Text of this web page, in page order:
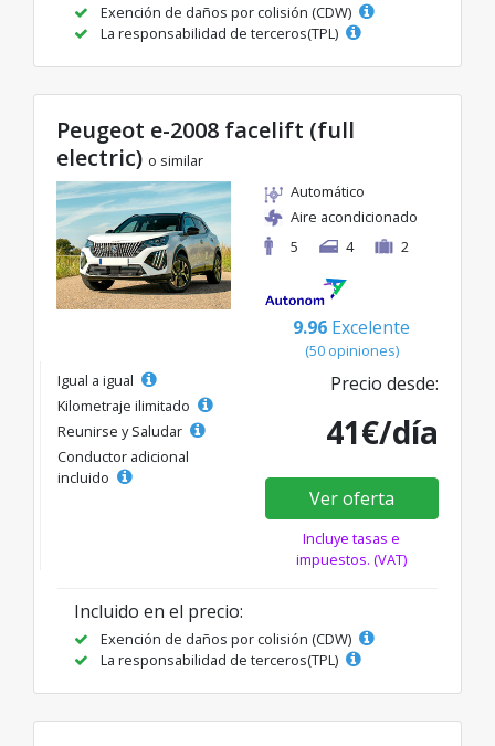
Exención de daños por colisión (CDW)
La responsabilidad de terceros(TPL)
Peugeot e-2008 facelift (full
electric) o similar
Automático
Aire acondicionado
5
4 2
9.96 Excelente
(50 opiniones)
Igual a igual
Kilometraje ilimitado
Reunirse y Saludar
Conductor adicional
incluido
Precio desde:
41€/día
Ver oferta
Incluye tasas e
impuestos. (VAT)
Incluido en el precio:
Exención de daños por colisión (CDW)
La responsabilidad de terceros(TPL)